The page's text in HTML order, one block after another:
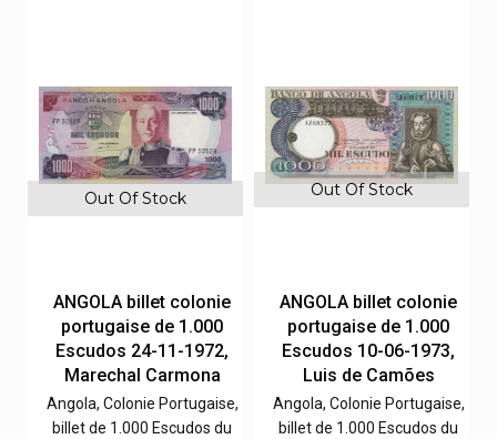
Out Of Stock
ANGOLA billet colonie
portugaise de 1.000
Escudos 24-11-1972,
Marechal Carmona
Angola, Colonie Portugaise,
billet de 1.000 Escudos du
Out Of Stock
ANGOLA billet colonie
portugaise de 1.000
Escudos 10-06-1973,
Luis de Camões
Angola, Colonie Portugaise,
billet de 1.000 Escudos du